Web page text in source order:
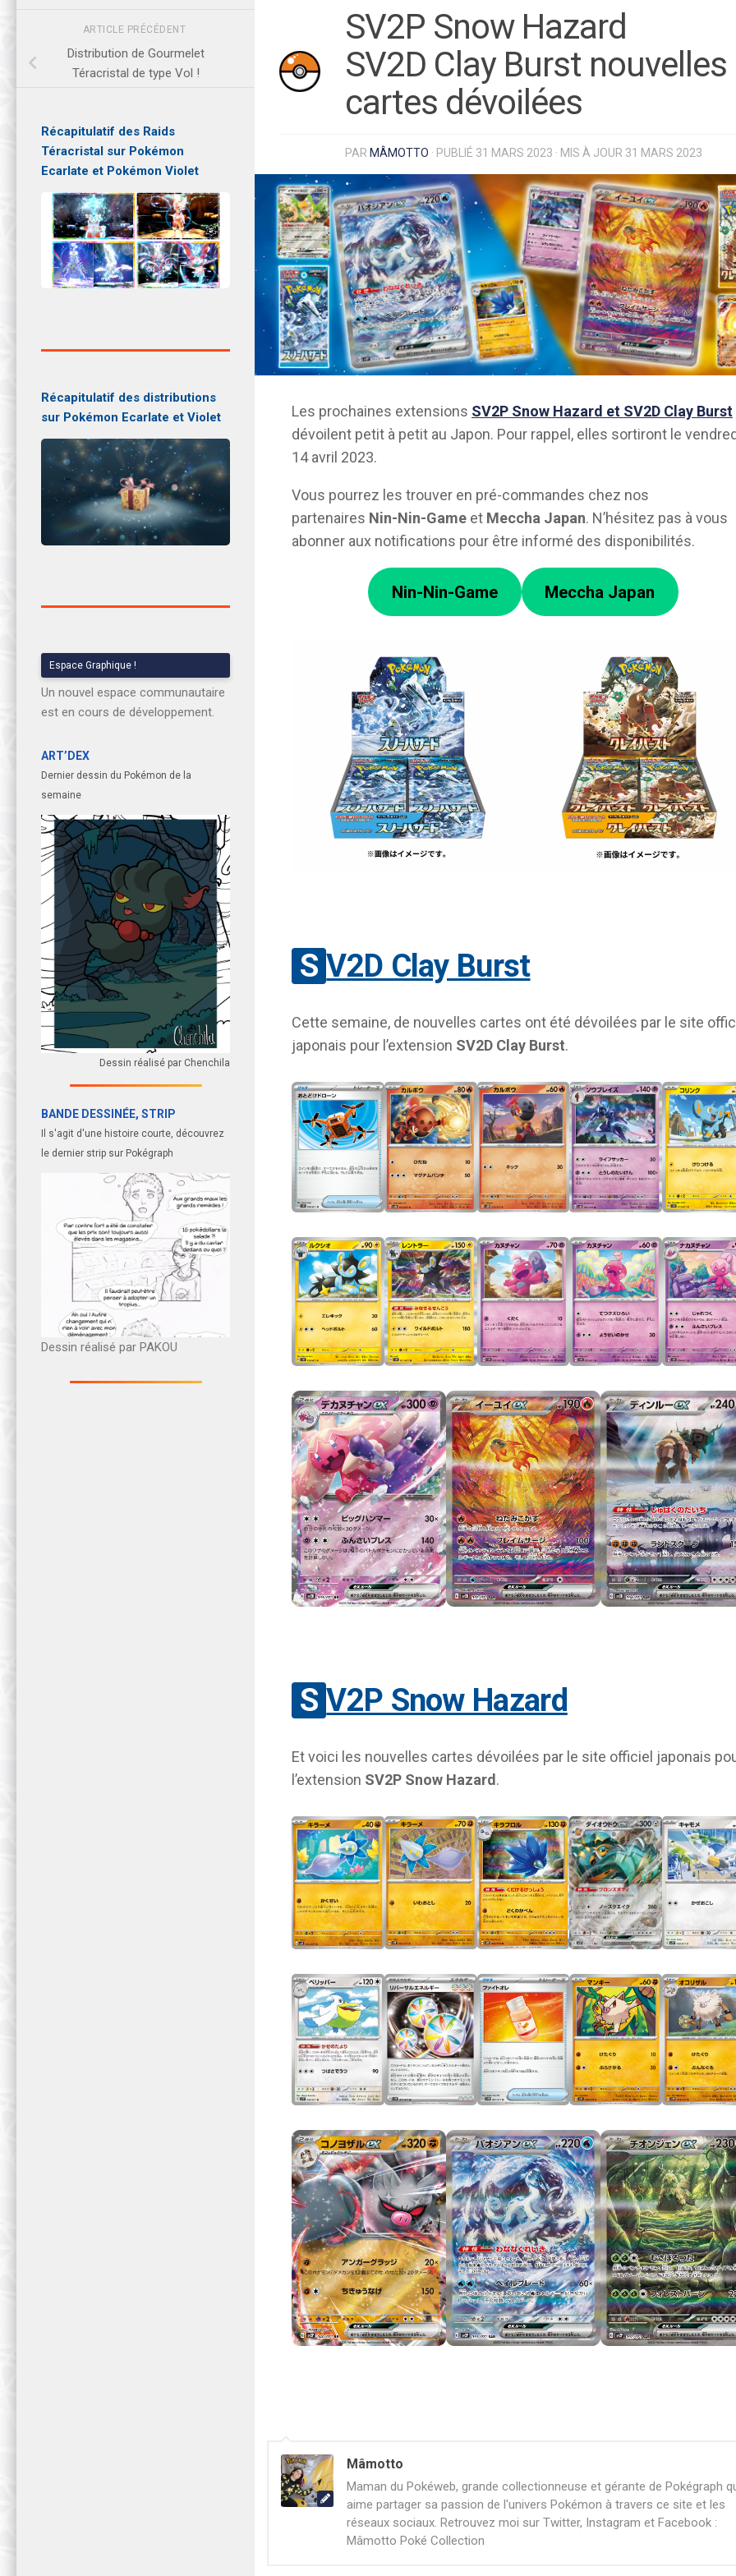
SV2P Snow Hazard
SV2D Clay Burst nouvelles
cartes dévoilées
PAR MÂMOTTO · PUBLIÉ 31 MARS 2023 · MIS À JOUR 31 MARS 2023
Les prochaines extensions SV2P Snow Hazard et SV2D Clay Burst
dévoilent petit à petit au Japon. Pour rappel, elles sortiront le
14 avril 2023.
Vous pourrez les trouver en pré-commandes chez nos
partenaires Nin-Nin-Game et Meccha Japan. N’hésitez pas à vous
abonner aux notifications pour être informé des disponibilités.
Nin-Nin-Game Meccha Japan
SV2D Clay Burst
Cette semaine, de nouvelles cartes ont été dévoilées par le site
japonais pour l’extension SV2D Clay Burst.
SV2P Snow Hazard
Et voici les nouvelles cartes dévoilées par le site officiel japonais
l’extension SV2P Snow Hazard .
Mâmotto
Maman du Pokéweb, grande collectionneuse et gérante de Pokégraph
aime partager sa passion de l'univers Pokémon à travers ce site et les
réseaux sociaux. Retrouvez moi sur Twitter, Instagram et Facebook :
Mâmotto Poké Collection
ARTICLE PRÉCÉDENT
Distribution de Gourmelet
Téracristal de type Vol !
Récapitulatif des Raids
Téracristal sur Pokémon
Ecarlate et Pokémon Violet
Récapitulatif des distributions
sur Pokémon Ecarlate et Violet
Espace Graphique !
Un nouvel espace communautaire
est en cours de développement.
ART’DEX
Dernier dessin du Pokémon de la
semaine
Dessin réalisé par Chenchila
BANDE DESSINÉE, STRIP
Il s'agit d'une histoire courte, découvrez
le dernier strip sur Pokégraph
Dessin réalisé par PAKOU